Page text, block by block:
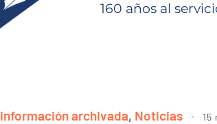
160 años al
información archivada, Noticias 15